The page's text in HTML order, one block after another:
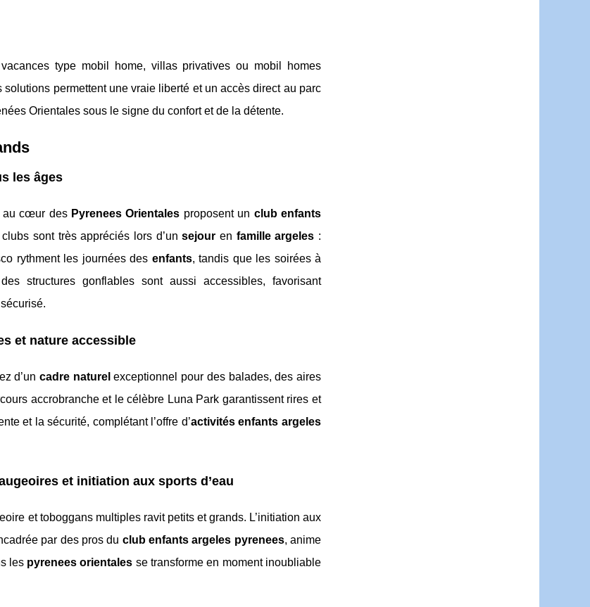
type mobil home, villas privatives ou mobil homes
permettent une vraie liberté et un accès direct au parc
Orientales sous le signe du confort et de la détente.
les âges
au cœur des Pyrenees Orientales proposent un club enfants
sont très appréciés lors d’unsejour en famille argeles :
rythment les journées des enfants, tandis que les soirées à
structures gonflables sont aussi accessibles, favorisant
sécurisé.
et nature accessible
d’uncadre naturel exceptionnel pour des balades, des aires
accrobranche et le célèbre Luna Park garantissent rires et
et la sécurité, complétant l’offre d’activités enfants argeles
et initiation aux sports d’eau
et toboggans multiples ravit petits et grands. L’initiation aux
par des pros du club enfants argeles pyrenees, anime
les pyrenees orientales se transforme en moment inoubliable